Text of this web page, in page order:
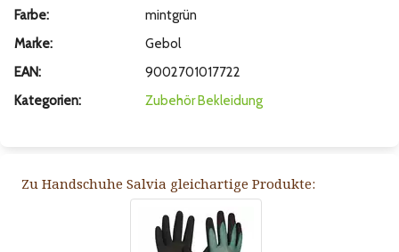
Farbe:
mintgrün
Marke:
Gebol
EAN:
9002701017722
Kategorien:
ZubehörBekleidung
Zu Handschuhe Salvia gleichartige Produkte: